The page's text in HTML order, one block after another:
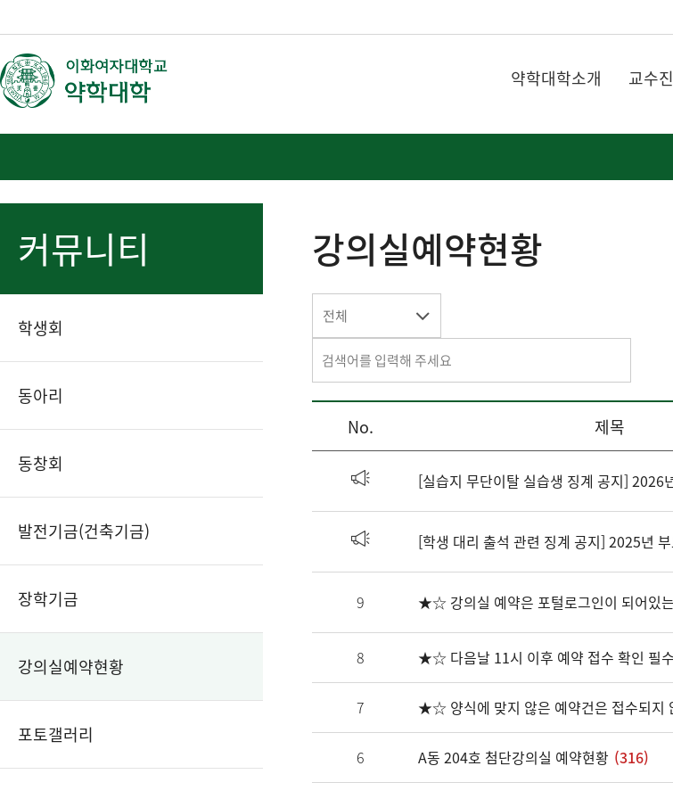
약학대학소개 교수진
커뮤니티
학생회
동아리
동창회
발전기금(건축기금)
장학기금
강의실예약현황
포토갤러리
강의실예약현황
전체
No. 제목
9
8
7
6 A동 204호 첨단강의실 예약현황 (316)